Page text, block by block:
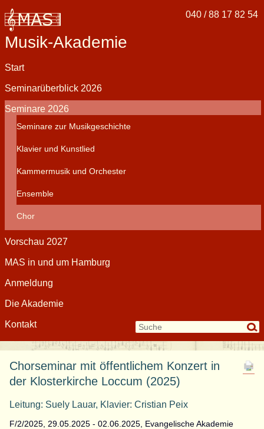
Musik-Akademie
040 / 88 17 82 54
überspringen
Start
Seminarüberblick 2026
Seminare 2026
Seminare zur Musikgeschichte
Klavier und Kunstlied
Kammermusik und Orchester
Ensemble
Chor
Vorschau 2027
MAS in und um Hamburg
Anmeldung
Die Akademie
Kontakt
Chorseminar mit öffentlichem Konzert in
der Klosterkirche Loccum (2025)
Leitung: Suely Lauar, Klavier: Cristian Peix
F/2/2025, 29.05.2025 - 02.06.2025, Evangelische Akademie